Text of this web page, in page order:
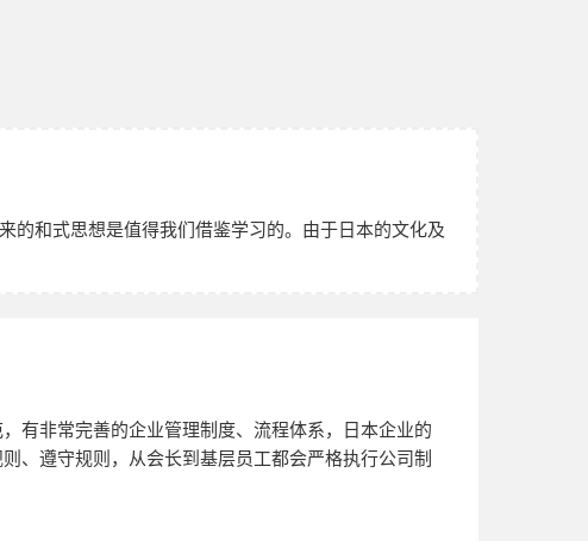
的和式思想是值得我们借鉴学习的。由于日本的文化及
有非常完善的企业管理制度、流程体系，日本企业的
、遵守规则，从会长到基层员工都会严格执行公司制